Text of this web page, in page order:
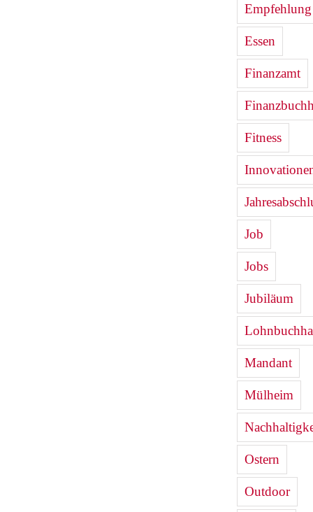
Empfehlung
Essen
Finanzamt
Fitness
Job
Jobs
Jubiläum
Mandant
Mülheim
Ostern
Outdoor